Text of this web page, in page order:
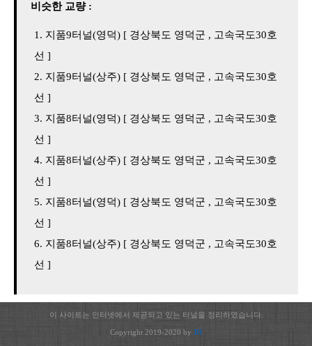
비슷한 교량 :
지품9터널(영덕) [ 경상북도 영덕군 , 고속국도30호
선 ]
지품9터널(상주) [ 경상북도 영덕군 , 고속국도30호
선 ]
지품8터널(영덕) [ 경상북도 영덕군 , 고속국도30호
선 ]
지품8터널(상주) [ 경상북도 영덕군 , 고속국도30호
선 ]
지품8터널(영덕) [ 경상북도 영덕군 , 고속국도30호
선 ]
지품8터널(상주) [ 경상북도 영덕군 , 고속국도30호
선 ]
이 사이트는 인터넷에서 제공되고 있는 터널을 정리하였습니다.
Copyright 2019-2020 by JH